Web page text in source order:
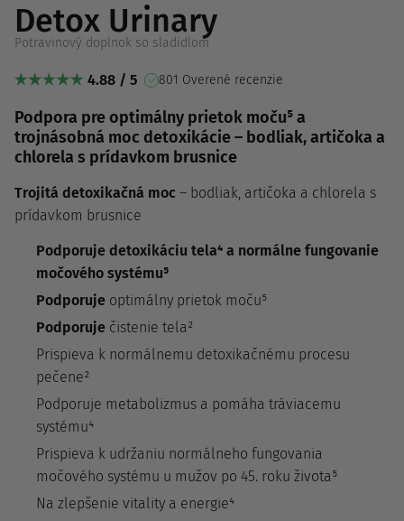
Detox Urinary
Potravinový doplnok so sladidlom
4.88 / 5 801 Overené recenzie
Podpora pre optimálny prietok moču⁵ a
trojnásobná moc detoxikácie – bodliak, artičoka a
chlorela s prídavkom brusnice
Trojitá detoxikačná moc – bodliak, artičoka a chlorela s
prídavkom brusnice
Podporuje detoxikáciu tela⁴ a normálne fungovanie
močového systému⁵
Podporuje optimálny prietok moču⁵
Podporuje čistenie tela²
Prispieva k normálnemu detoxikačnému procesu
pečene²
Podporuje metabolizmus a pomáha tráviacemu
systému⁴
Prispieva k udržaniu normálneho fungovania
močového systému u mužov po 45. roku života⁵
Na zlepšenie vitality a energie⁴